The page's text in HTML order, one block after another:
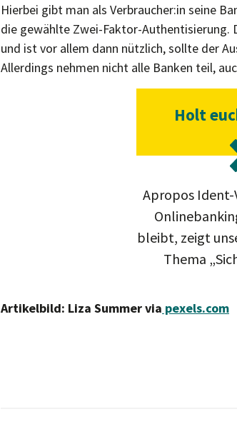
Hierbei gibt man als Verbraucher:in seine
die gewählte Zwei-Faktor-Authentisierung.
und ist vor allem dann nützlich, sollte der
Allerdings nehmen nicht alle Banken teil,
Holt
Apropos Ident-
bleibt, zeigt
Thema
Artikelbild: Liza Summer via pexels.com